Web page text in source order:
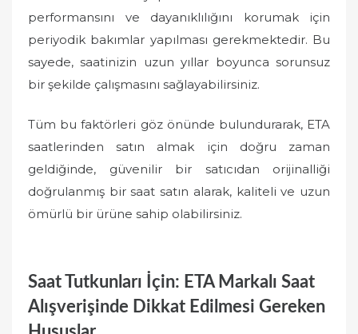
performansını ve dayanıklılığını korumak için
periyodik bakımlar yapılması gerekmektedir. Bu
sayede, saatinizin uzun yıllar boyunca sorunsuz
bir şekilde çalışmasını sağlayabilirsiniz.
Tüm bu faktörleri göz önünde bulundurarak, ETA
saatlerinden satın almak için doğru zaman
geldiğinde, güvenilir bir satıcıdan orijinalliği
doğrulanmış bir saat satın alarak, kaliteli ve uzun
ömürlü bir ürüne sahip olabilirsiniz.
Saat Tutkunları İçin: ETA Markalı Saat
Alışverişinde Dikkat Edilmesi Gereken